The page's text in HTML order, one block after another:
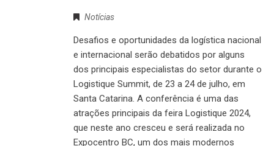
Notícias
Desafios e oportunidades da logística nacional
e internacional serão debatidos por alguns
dos principais especialistas do setor durante o
Logistique Summit, de 23 a 24 de julho, em
Santa Catarina. A conferência é uma das
atrações principais da feira Logistique 2024,
que neste ano cresceu e será realizada no
Expocentro BC, um dos mais modernos